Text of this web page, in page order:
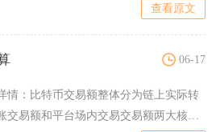
查看原文
06-17
情： 比特币交易额整体分为链上实际转
交易额和平台场内交易交易额两大核算